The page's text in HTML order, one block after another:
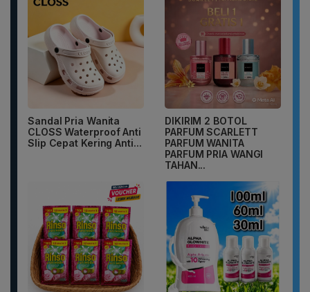
Sandal Pria Wanita
CLOSS Waterproof Anti
Slip Cepat Kering Anti...
DIKIRIM 2 BOTOL
PARFUM SCARLETT
PARFUM WANITA
PARFUM PRIA WANGI
TAHAN...